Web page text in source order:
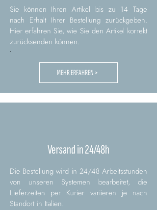
Sie können Ihren Artikel bis zu 14 Tage
nach Erhalt Ihrer Bestellung zurückgeben.
Hier erfahren Sie, wie Sie den Artikel korrekt
zurücksenden können.
MEHR ERFAHREN >
Versand in 24/48h
Die Bestellung wird in 24/48 Arbeitsstunden
von unseren Systemen bearbeitet, die
Lieferzeiten per Kurier variieren je nach
Standort in Italien.